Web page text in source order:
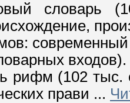
словарь
входов).
рифм (102
прави ...